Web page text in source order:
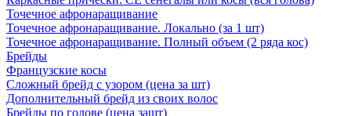
Точечное афронаращивание
Точечное афронаращивание. Локально (за 1 шт)
Точечное афронаращивание. Полный объем (2 ряда кос)
Брейды
Французские косы
Сложный брейд с узором (цена за шт)
Дополнительный брейд из своих волос
Брейды по голове (цена зашт)